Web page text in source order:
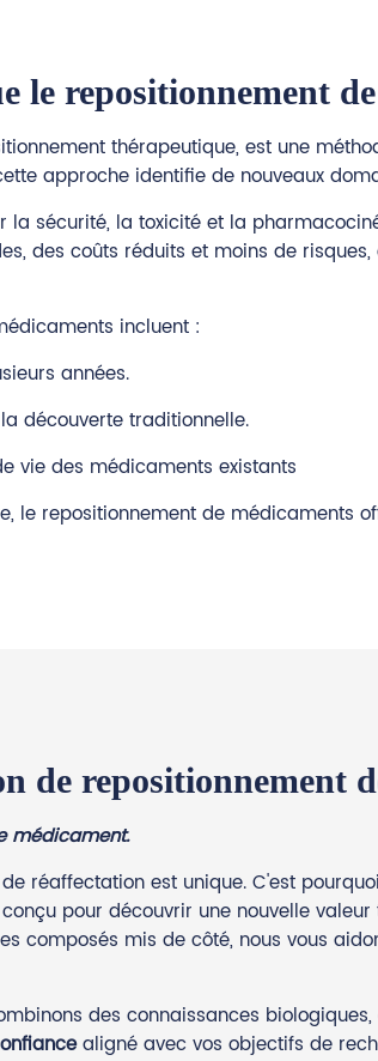
le repositionnement
thérapeutique, est une
approche identifie de nouveaux
sécurité, la toxicité et la
des coûts réduits et moins de
incluent :
années.
découverte traditionnelle.
vie des médicaments existants
le repositionnement de médicaments
de repositionnement
médicament.
réaffectation est unique. C'est
pour découvrir une nouvelle
composés mis de côté, nous vous
des connaissances
aligné avec vos objectifs de